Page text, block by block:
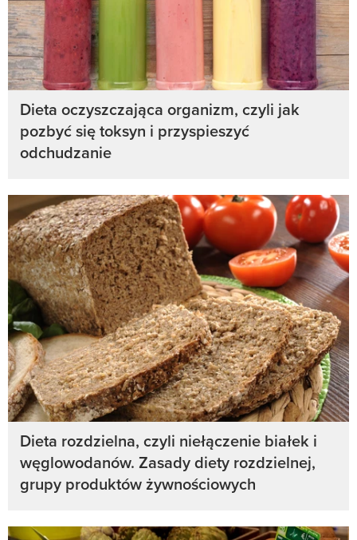
Dieta oczyszczająca organizm, czyli jak
pozbyć się toksyn i przyspieszyć
odchudzanie
Dieta rozdzielna, czyli niełączenie białek i
węglowodanów. Zasady diety rozdzielnej,
grupy produktów żywnościowych